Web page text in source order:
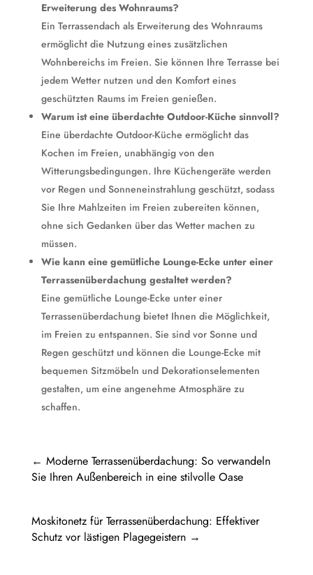
Erweiterung des Wohnraums?
Ein Terrassendach als Erweiterung des Wohnraums
ermöglicht die Nutzung eines zusätzlichen
Wohnbereichs im Freien. Sie können Ihre Terrasse bei
jedem Wetter nutzen und den Komfort eines
geschützten Raums im Freien genießen.
Warum ist eine überdachte Outdoor-Küche sinnvoll?
Eine überdachte Outdoor-Küche ermöglicht das
Kochen im Freien, unabhängig von den
Witterungsbedingungen. Ihre Küchengeräte werden
vor Regen und Sonneneinstrahlung geschützt, sodass
Sie Ihre Mahlzeiten im Freien zubereiten können,
ohne sich Gedanken über das Wetter machen zu
müssen.
Wie kann eine gemütliche Lounge-Ecke unter einer
Terrassenüberdachung gestaltet werden?
Eine gemütliche Lounge-Ecke unter einer
Terrassenüberdachung bietet Ihnen die Möglichkeit,
im Freien zu entspannen. Sie sind vor Sonne und
Regen geschützt und können die Lounge-Ecke mit
bequemen Sitzmöbeln und Dekorationselementen
gestalten, um eine angenehme Atmosphäre zu
schaffen.
← Moderne Terrassenüberdachung: So verwandeln
Sie Ihren Außenbereich in eine stilvolle Oase
Moskitonetz für Terrassenüberdachung: Effektiver
Schutz vor lästigen Plagegeistern→